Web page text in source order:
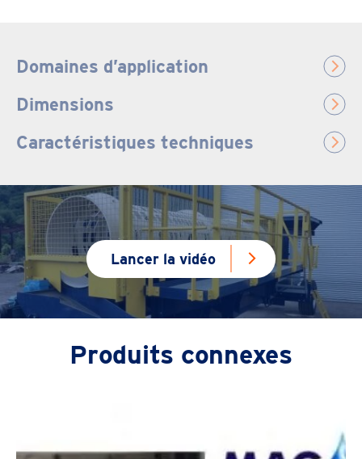
Domaines d’application
Dimensions
Caractéristiques techniques
Lancer la vidéo
Produits connexes